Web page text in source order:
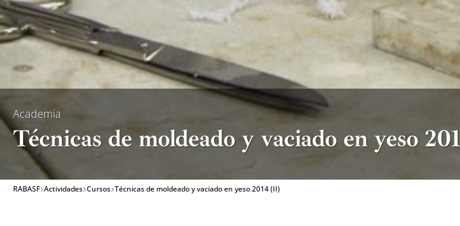
Academia
Técnicas de moldeado y vaciado en yeso
RABASF Actividades Cursos Técnicas de moldeado y vaciado en yeso 2014 (II)